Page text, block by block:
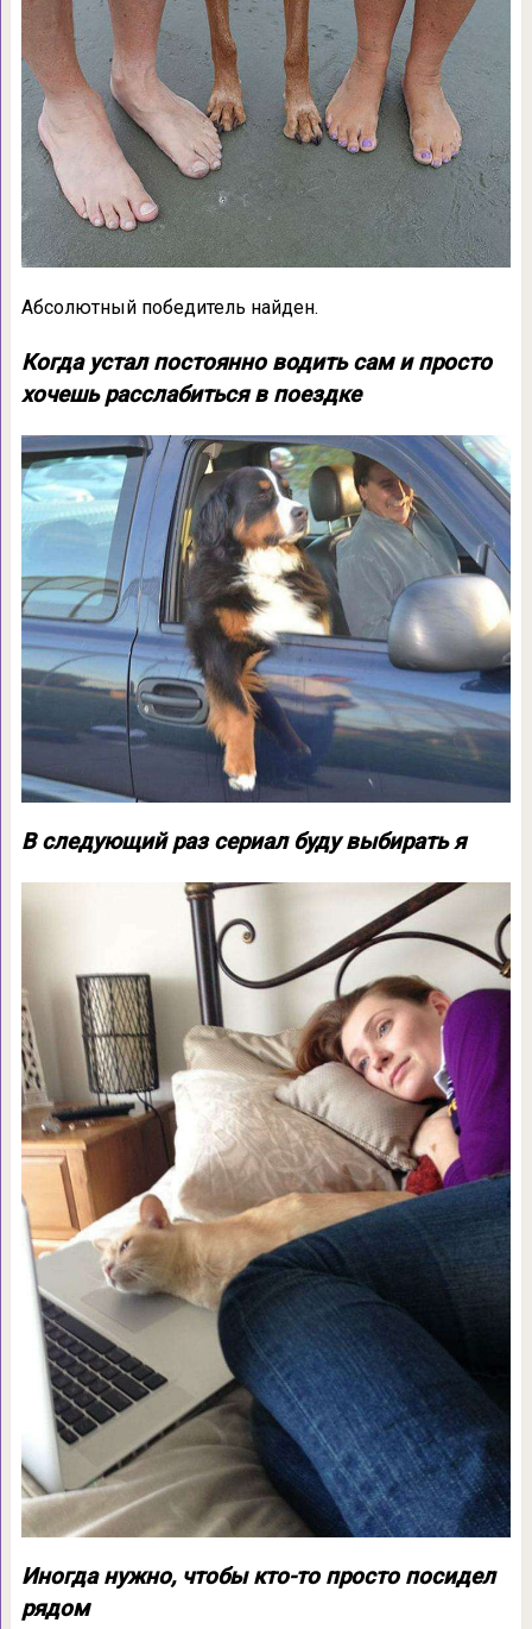
Абсолютный победитель найден.
Когда устал постоянно водить сам и просто
хочешь расслабиться в поездке
В следующий раз сериал буду выбирать я
Иногда нужно, чтобы кто-то просто посидел
рядом